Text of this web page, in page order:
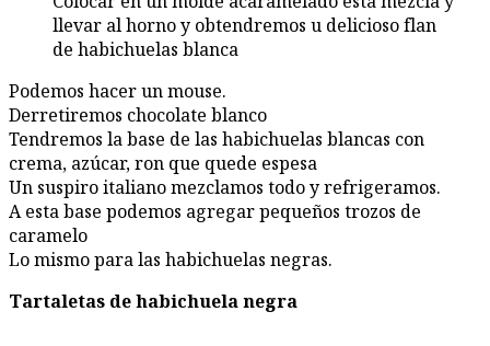
llevar al horno y obtendremos u delicioso flan
de habichuelas blanca
Podemos hacer un mouse.
Derretiremos chocolate blanco
Tendremos la base de las habichuelas blancas con
crema, azúcar, ron que quede espesa
Un suspiro italiano mezclamos todo y refrigeramos.
A esta base podemos agregar pequeños trozos de
caramelo
Lo mismo para las habichuelas negras.
Tartaletas de habichuela negra